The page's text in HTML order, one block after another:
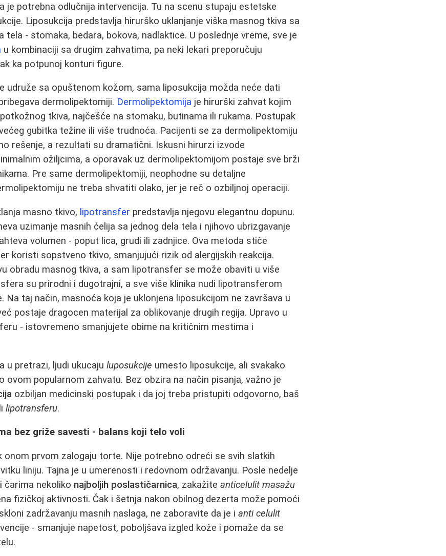
je potrebna odlučnija intervencija. Tu na scenu stupaju estetske
Liposukcija predstavlja hirurško uklanjanje viška masnog tkiva sa
tela - stomaka, bedara, bokova, nadlaktice. U poslednje vreme, sve je
u kombinaciji sa drugim zahvatima, pa neki lekari preporučuju
ka potpunoj konturi figure.
udruže sa opuštenom kožom, sama liposukcija možda neće dati
dermolipektomiji. Dermolipektomija je hirurški zahvat kojim
tkiva, najčešće na stomaku, butinama ili rukama. Postupak
gubitka težine ili više trudnoća. Pacijenti se za dermolipektomiju
rešenje, a rezultati su dramatični. Iskusni hirurzi izvode
ožiljcima, a oporavak uz dermolipektomijom postaje sve brži
Pre same dermolipektomiji, neophodne su detaljne
ne treba shvatiti olako, jer je reč o ozbiljnoj operaciji.
masno tkivo, lipotransfer predstavlja njegovu elegantnu dopunu.
uzimanje masnih ćelija sa jednog dela tela i njihovo ubrizgavanje
volumen - poput lica, grudi ili zadnjice. Ova metoda stiče
koristi sopstveno tkivo, smanjujući rizik od alergijskih reakcija.
obradu masnog tkiva, a sam lipotransfer se može obaviti u više
su prirodni i dugotrajni, a sve više klinika nudi lipotransferom
Na taj način, masnoća koja je uklonjena liposukcijom ne završava u
postaje dragocen materijal za oblikovanje drugih regija. Upravo u
- istovremeno smanjujete obime na kritičnim mestima i
u pretrazi, ljudi ukucajuluposukcije umesto liposukcije, ali svakako
ovom popularnom zahvatu. Bez obzira na način pisanja, važno je
ozbiljan medicinski postupak i da joj treba pristupiti odgovorno, baš
lipotransferu.
bez griže savesti - balans koji telo voli
prvom zalogaju torte. Nije potrebno odreći se svih slatkih
liniju. Tajna je u umerenosti i redovnom održavanju. Posle nedelje
čarima nekoliko najboljih poslastičarnica, zakažiteanticelulit masažu
fizičkoj aktivnosti. Čak i šetnja nakon obilnog dezerta može pomoći
zadržavanju masnih naslaga, ne zaboravite da je ianti celulit
- smanjuje napetost, poboljšava izgled kože i pomaže da se